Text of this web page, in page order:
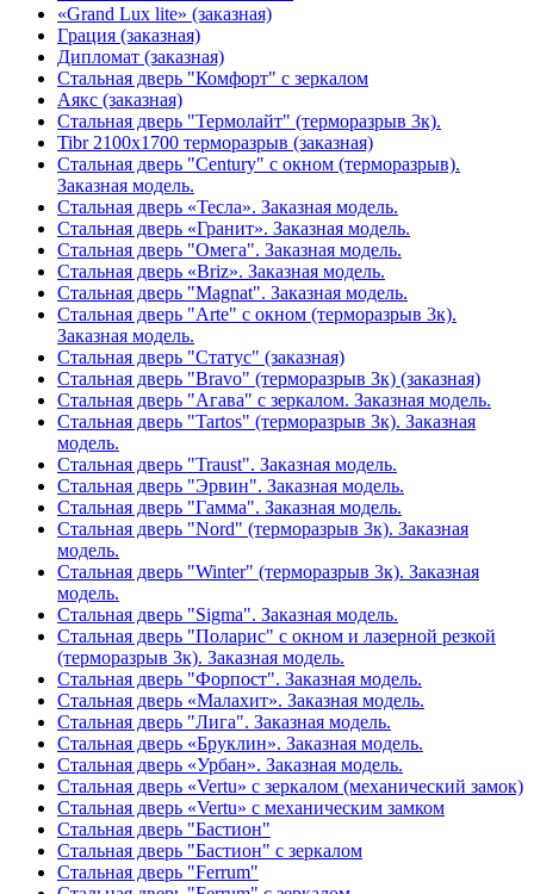
«Grand Lux lite» (заказная)
Гpация (заказная)
Дипломат (заказная)
Стальная дверь "Комфорт" с зеркалом
Аякс (заказная)
Стальная дверь "Термолайт" (терморазрыв 3к).
Tibr 2100х1700 терморазрыв (заказная)
Стальная дверь "Century" с окном (терморазрыв).
Заказная модель.
Стальная дверь «Тесла». Заказная модель.
Стальная дверь «Гранит». Заказная модель.
Стальная дверь "Омега". Заказная модель.
Стальная дверь «Briz». Заказная модель.
Стальная дверь "Magnat". Заказная модель.
Стальная дверь "Arte" с окном (терморазрыв 3к).
Заказная модель.
Стальная дверь "Статус" (заказная)
Стальная дверь "Bravo" (терморазрыв 3к) (заказная)
Стальная дверь "Агава" с зеркалом. Заказная модель.
Стальная дверь "Tartos" (терморазрыв 3к). Заказная
модель.
Стальная дверь "Traust". Заказная модель.
Стальная дверь "Эрвин". Заказная модель.
Стальная дверь "Гамма". Заказная модель.
Стальная дверь "Nord" (терморазрыв 3к). Заказная
модель.
Стальная дверь "Winter" (терморазрыв 3к). Заказная
модель.
Стальная дверь "Sigma". Заказная модель.
Стальная дверь "Поларис" с окном и лазерной резкой
(терморазрыв 3к). Заказная модель.
Стальная дверь "Форпост". Заказная модель.
Стальная дверь «Малахит». Заказная модель.
Стальная дверь "Лига". Заказная модель.
Стальная дверь «Бруклин». Заказная модель.
Стальная дверь «Урбан». Заказная модель.
Стальная дверь «Vertu» с зеркалом (механический замок)
Стальная дверь «Vertu» с механическим замком
Стальная дверь "Бастион"
Стальная дверь "Бастион" с зеркалом
Стальная дверь "Ferrum"